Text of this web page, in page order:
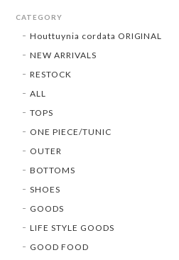
CATEGORY
Houttuynia cordata ORIGINAL
NEW ARRIVALS
RESTOCK
ALL
TOPS
ONE PIECE/TUNIC
OUTER
BOTTOMS
SHOES
GOODS
LIFE STYLE GOODS
GOOD FOOD